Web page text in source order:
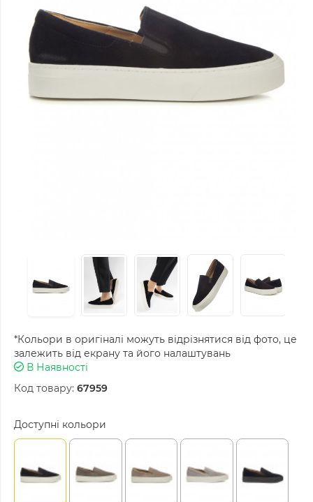
*Кольори в оригіналі можуть відрізнятися від фото, це
залежить від екрану та його налаштувань
В Наявності
Код товару: 67959
Доступні кольори